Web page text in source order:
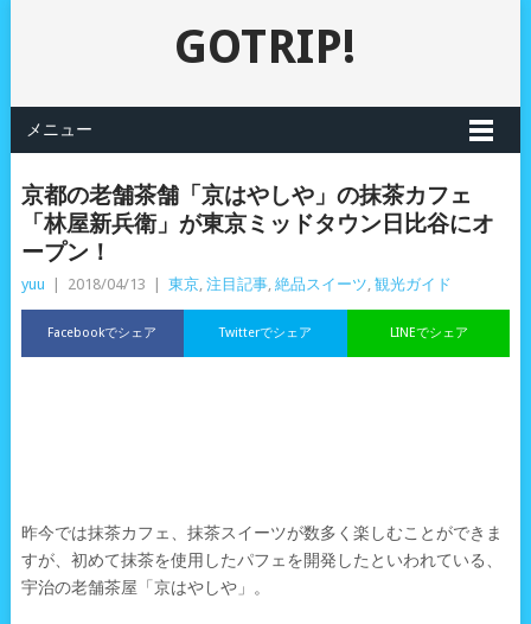
GOTRIP!
メニュー
京都の老舗茶舗「京はやしや」の抹茶カフェ
「林屋新兵衛」が東京ミッドタウン日比谷にオ
ープン！
yuu 2018/04/13 東京, 注目記事, 絶品スイーツ, 観光ガイド
Facebookでシェア LINEでシェア
Twitterでシェア
昨今では抹茶カフェ、抹茶スイーツが数多く楽しむことができま
すが、初めて抹茶を使用したパフェを開発したといわれている、
宇治の老舗茶屋「京はやしや」。